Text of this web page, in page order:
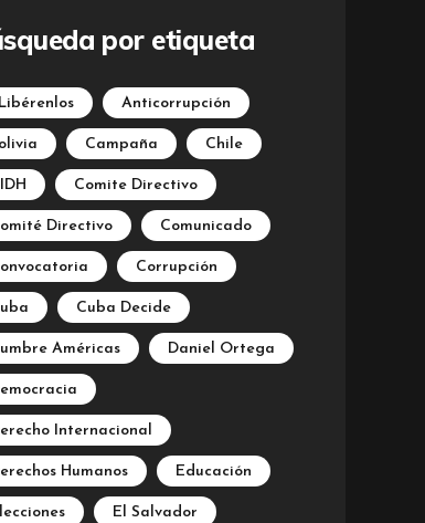
por etiqueta
Anticorrupción
Campaña Chile
Comite Directivo
Directivo Comunicado
Corrupción
Cuba Decide
Américas Daniel Ortega
Internacional
Humanos Educación
El Salvador